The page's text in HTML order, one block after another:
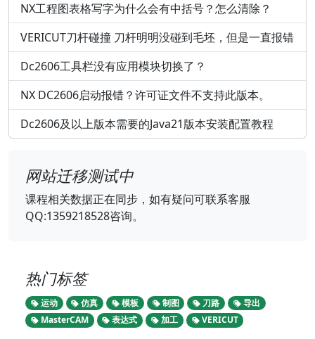
NX工程图表格写字为什么会有中括号？怎么清除？
VERICUT刀杆碰撞 刀杆明明没碰到毛坯，但是一直报错
Dc2606工具栏没有应用模块切换了？
NX DC2606启动报错？许可证文件不支持此版本。
Dc2606及以上版本需要的Java21版本安装配置教程
网站迁移测试中
课程相关数据正在同步，如有疑问可联系客服
QQ:1359218528咨询。
热门标签
运动 仿真 模板 制图 刀路
导出
MasterCAM
表达式 加工 VERICUT